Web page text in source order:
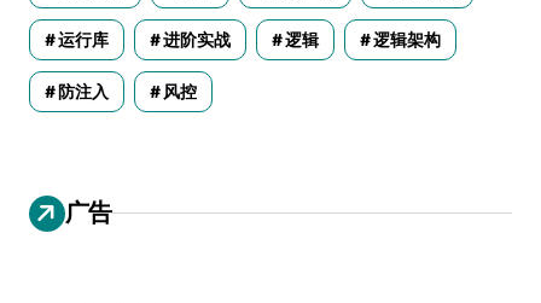
运行库 进阶实战 逻辑 逻辑架构
防注入 风控
广告